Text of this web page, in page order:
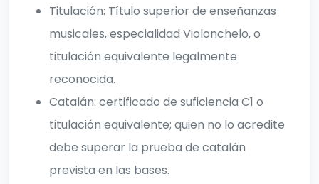
Titulación: Título superior de enseñanzas
musicales, especialidad Violonchelo, o
titulación equivalente legalmente
reconocida.
Catalán: certificado de suficiencia C1 o
titulación equivalente; quien no lo acredite
debe superar la prueba de catalán
prevista en las bases.